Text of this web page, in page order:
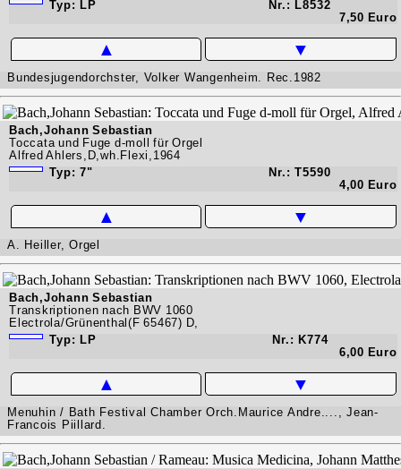
Typ: LP
Nr.: L8532
7,50 Euro
▲ ▼
Bundesjugendorchster, Volker Wangenheim. Rec.1982
Bach,Johann Sebastian
Toccata und Fuge d-moll für Orgel
Alfred Ahlers,D,wh.Flexi,1964
Typ: 7"
Nr.: T5590
4,00 Euro
▲ ▼
A. Heiller, Orgel
Bach,Johann Sebastian
Transkriptionen nach BWV 1060
Electrola/Grünenthal(F 65467) D,
Typ: LP
Nr.: K774
6,00 Euro
▲ ▼
Menuhin / Bath Festival Chamber Orch.Maurice Andre...., Jean-
Francois Piillard.